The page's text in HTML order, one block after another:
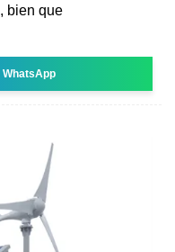
bien que
WhatsApp